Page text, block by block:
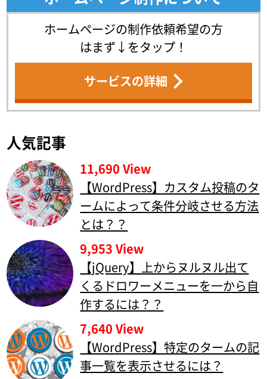
ホームページの制作依頼希望の方
はまず↓をタップ！
サービスの詳細
人気記事
11,690 View
【WordPress】カスタム投稿のタ
ームによって条件分岐させる方法
とは？？
9,953 View
【jQuery】上からヌルヌル出て
くるドロワーメニューを一から自
作するには？？
7,640 View
【WordPress】特定のタームの記
事一覧を表示させるには？